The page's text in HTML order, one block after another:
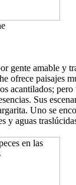
gente amable y
ofrece paisajes
acantilados;
Sus
Uno se
y aguas